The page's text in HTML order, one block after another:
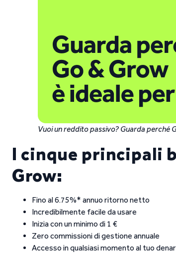
Vuoi un reddito passivo? Guarda perché
I cinque principali
Grow:
Fino al 6.75%* annuo ritorno netto
Incredibilmente facile da usare
Inizia con un minimo di 1 €
Zero commissioni di gestione annuale
Accesso in qualsiasi momento al tuo